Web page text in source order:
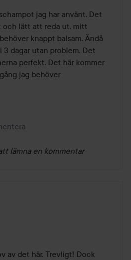
jag har använt. Det
och lätt att reda ut, mitt
knappt balsam. Ändå
dagar utan problem. Det
perfekt. Det här kommer
jag behöver
lämna en kommentar
6 år
av det här. Trevligt! Dock